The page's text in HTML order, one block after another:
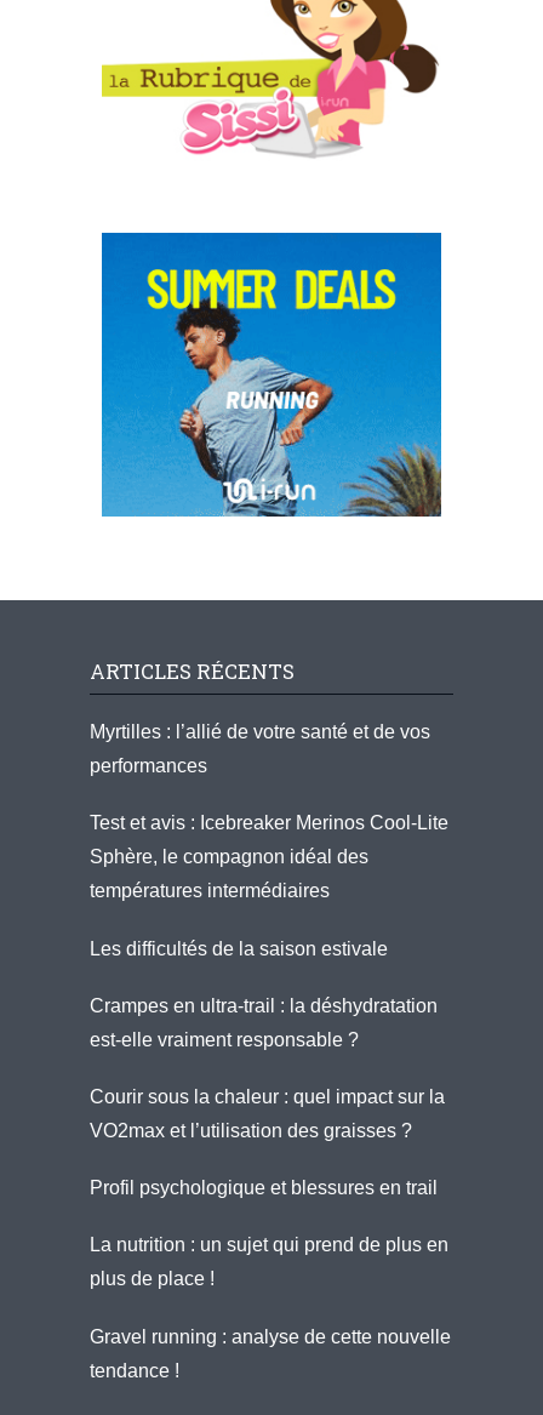
ARTICLES RÉCENTS
Myrtilles : l’allié de votre santé et de vos
performances
Test et avis : Icebreaker Merinos Cool-Lite
Sphère, le compagnon idéal des
températures intermédiaires
Les difficultés de la saison estivale
Crampes en ultra-trail : la déshydratation
est-elle vraiment responsable ?
Courir sous la chaleur : quel impact sur la
VO2max et l’utilisation des graisses ?
Profil psychologique et blessures en trail
La nutrition : un sujet qui prend de plus en
plus de place !
Gravel running : analyse de cette nouvelle
tendance !